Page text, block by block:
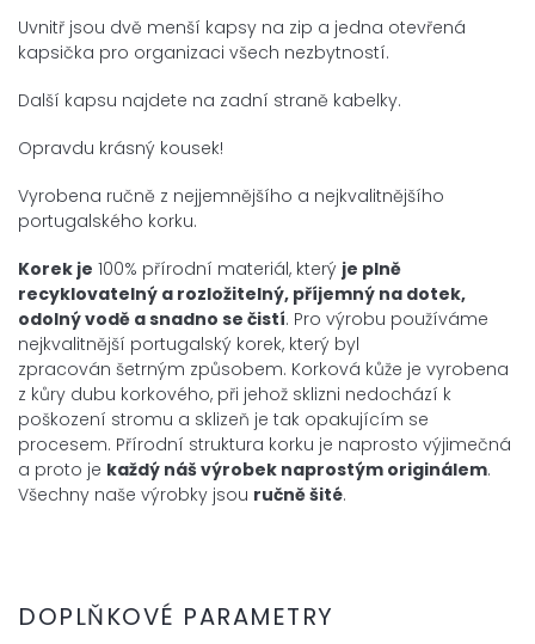
Uvnitř jsou dvě menší kapsy na zip a jedna otevřená
kapsička pro organizaci všech nezbytností.
Další kapsu najdete na zadní straně kabelky.
Opravdu krásný kousek!
Vyrobena ručně z nejjemnějšího a nejkvalitnějšího
portugalského korku.
Korek je 100% přírodní materiál, který je plně
recyklovatelný a rozložitelný, příjemný na dotek,
odolný vodě a snadno se čistí. Pro výrobu používáme
nejkvalitnější portugalský korek, který byl
zpracován šetrným způsobem. Korková kůže je vyrobena
z kůry dubu korkového, při jehož sklizni nedochází k
poškození stromu a sklizeň je tak opakujícím se
procesem. Přírodní struktura korku je naprosto výjimečná
a proto je každý náš výrobek naprostým originálem.
Všechny naše výrobky jsou ručně šité.
DOPLŇKOVÉ PARAMETRY